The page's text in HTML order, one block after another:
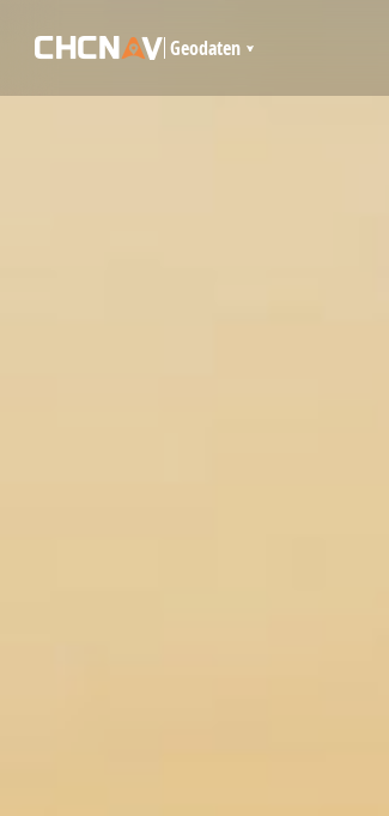
Geodaten